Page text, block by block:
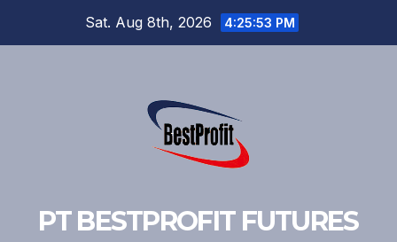
Sat. Aug 8th, 2026 4:25:53 PM
PT BESTPROFIT FUTURES